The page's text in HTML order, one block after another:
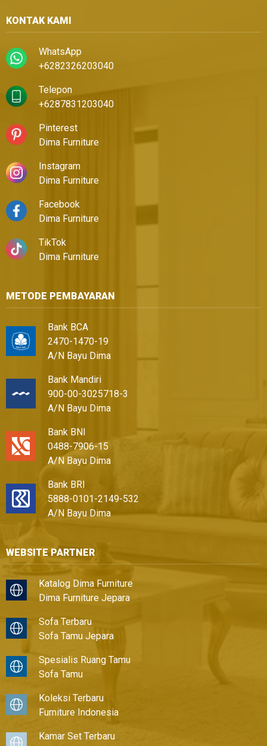
KONTAK KAMI
WhatsApp
+6282326203040
Telepon
+6287831203040
Pinterest
Dima Furniture
Instagram
Dima Furniture
Facebook
Dima Furniture
TikTok
Dima Furniture
METODE PEMBAYARAN
Bank BCA
2470-1470-19
A/N Bayu Dima
Bank Mandiri
900-00-3025718-3
A/N Bayu Dima
Bank BNI
0488-7906-15
A/N Bayu Dima
Bank BRI
5888-0101-2149-532
A/N Bayu Dima
WEBSITE PARTNER
Katalog Dima Furniture
Dima Furniture Jepara
Sofa Terbaru
Sofa Tamu Jepara
Spesialis Ruang Tamu
Sofa Tamu
Koleksi Terbaru
Furniture Indonesia
Kamar Set Terbaru